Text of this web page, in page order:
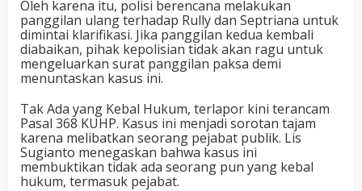
Oleh karena itu, polisi berencana melakukan
panggilan ulang terhadap Rully dan Septriana untuk
dimintai klarifikasi. Jika panggilan kedua kembali
diabaikan, pihak kepolisian tidak akan ragu untuk
mengeluarkan surat panggilan paksa demi
menuntaskan kasus ini.
Tak Ada yang Kebal Hukum, terlapor kini terancam
Pasal 368 KUHP. Kasus ini menjadi sorotan tajam
karena melibatkan seorang pejabat publik. Lis
Sugianto menegaskan bahwa kasus ini
membuktikan tidak ada seorang pun yang kebal
hukum, termasuk pejabat.